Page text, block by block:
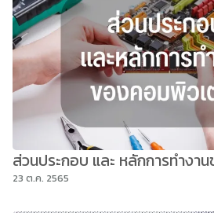
ส่วนประกอบ และ หลักการทำงา
23 ต.ค. 2565